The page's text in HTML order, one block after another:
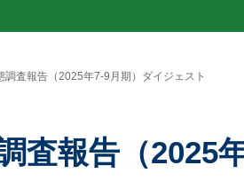
調査報告（2025年7-9月期）ダイジェスト
査報告（2025